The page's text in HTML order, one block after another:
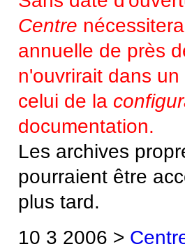
Centre
annuelle de près
n'ouvrirait dans
celui de la
documentation.
Les archives
pourraient être
plus tard.
10 3 2006 >